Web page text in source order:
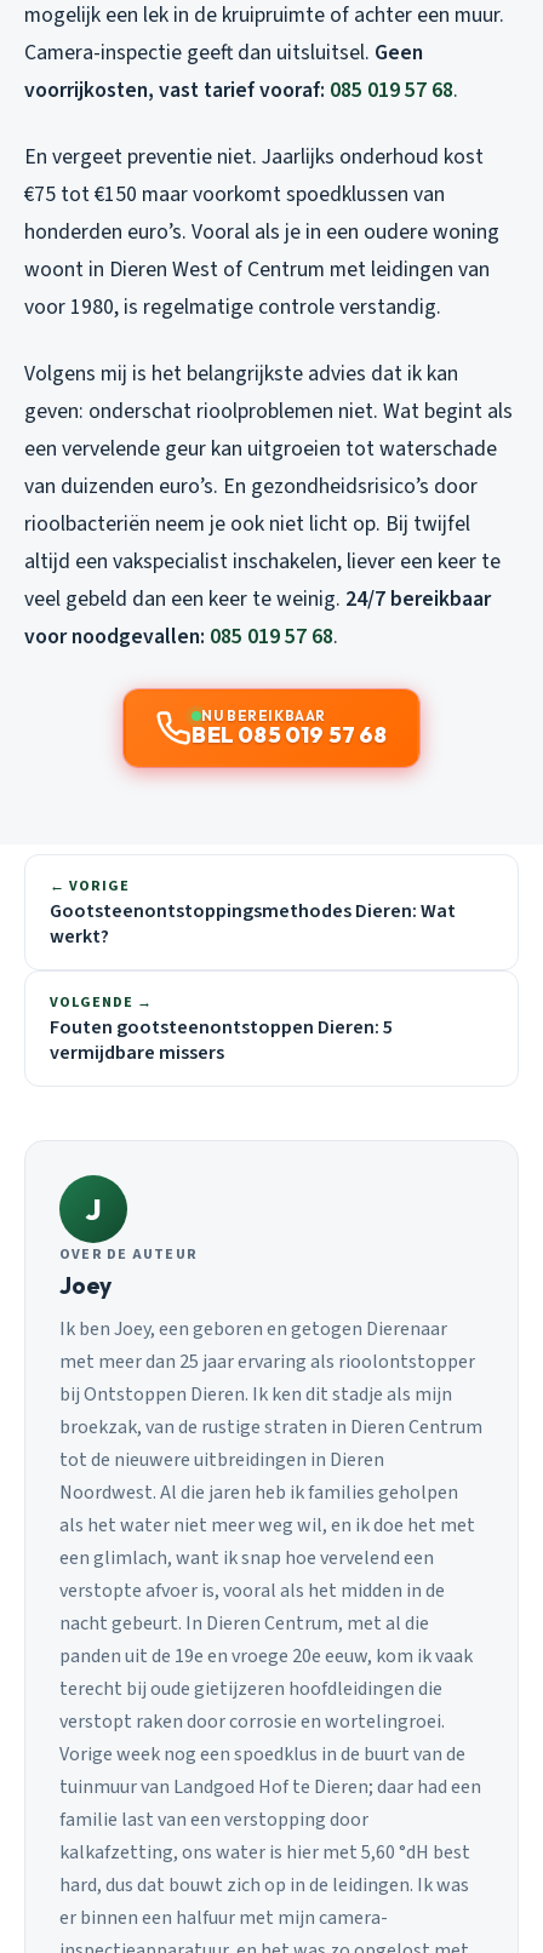
mogelijk een lek in de kruipruimte of achter een muur.
Camera-inspectie geeft dan uitsluitsel. Geen
voorrijkosten, vast tarief vooraf: 085 019 57 68.
En vergeet preventie niet. Jaarlijks onderhoud kost
€75 tot €150 maar voorkomt spoedklussen van
honderden euro’s. Vooral als je in een oudere woning
woont in Dieren West of Centrum met leidingen van
voor 1980, is regelmatige controle verstandig.
Volgens mij is het belangrijkste advies dat ik kan
geven: onderschat rioolproblemen niet. Wat begint als
een vervelende geur kan uitgroeien tot waterschade
van duizenden euro’s. En gezondheidsrisico’s door
rioolbacteriën neem je ook niet licht op. Bij twijfel
altijd een vakspecialist inschakelen, liever een keer te
veel gebeld dan een keer te weinig. 24/7 bereikbaar
voor noodgevallen: 085 019 57 68.
NU BEREIKBAAR
BEL 085 019 57 68
← VORIGE
Gootsteenontstoppingsmethodes Dieren: Wat
werkt?
VOLGENDE →
Fouten gootsteenontstoppen Dieren: 5
vermijdbare missers
J
OVER DE AUTEUR
Joey
Ik ben Joey, een geboren en getogen Dierenaar
met meer dan 25 jaar ervaring als rioolontstopper
bij Ontstoppen Dieren. Ik ken dit stadje als mijn
broekzak, van de rustige straten in Dieren Centrum
tot de nieuwere uitbreidingen in Dieren
Noordwest. Al die jaren heb ik families geholpen
als het water niet meer weg wil, en ik doe het met
een glimlach, want ik snap hoe vervelend een
verstopte afvoer is, vooral als het midden in de
nacht gebeurt. In Dieren Centrum, met al die
panden uit de 19e en vroege 20e eeuw, kom ik vaak
terecht bij oude gietijzeren hoofdleidingen die
verstopt raken door corrosie en wortelingroei.
Vorige week nog een spoedklus in de buurt van de
tuinmuur van Landgoed Hof te Dieren; daar had een
familie last van een verstopping door
kalkafzetting, ons water is hier met 5,60 °dH best
hard, dus dat bouwt zich op in de leidingen. Ik was
er binnen een halfuur met mijn camera-